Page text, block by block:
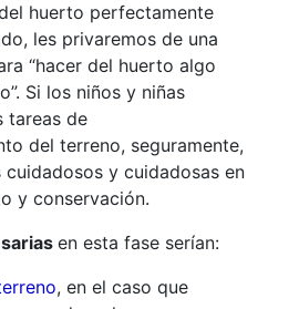
huerto perfectamente
les privaremos de una
“hacer del huerto algo
Si los niños y niñas
tareas de
del terreno, seguramente,
cuidadosos y cuidadosas en
y conservación.
en esta fase serían:
, en el caso que